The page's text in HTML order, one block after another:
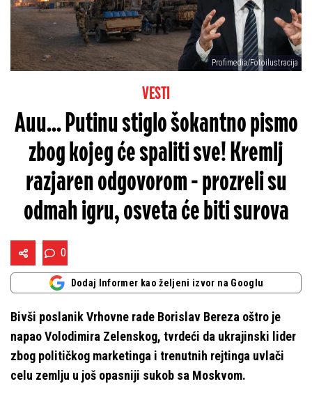
Profimedia/Fotoilustracija
VESTI
Auu... Putinu stiglo šokantno pismo
zbog kojeg će spaliti sve! Kremlj
razjaren odgovorom - prozreli su
odmah igru, osveta će biti surova
0
Dodaj Informer kao željeni izvor na Googlu
Bivši poslanik Vrhovne rade Borislav Bereza oštro je
napao Volodimira Zelenskog, tvrdeći da ukrajinski lider
zbog političkog marketinga i trenutnih rejtinga uvlači
celu zemlju u još opasniji sukob sa Moskvom.